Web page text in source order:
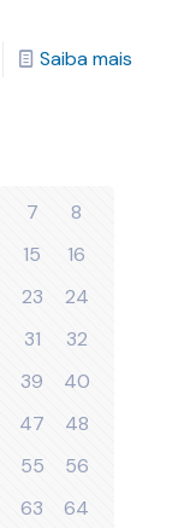
Saiba mais
7
8
15
16
23
24
31
32
39
40
47
48
55
56
63
64